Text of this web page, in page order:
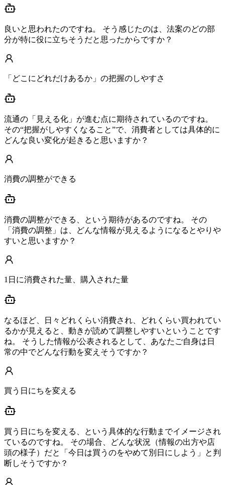
良いと思われたのですね。 そう感じたのは、法案のどの部
分が特に役に立ちそうだと思ったからですか？
「どこにどれだけあるか」の把握のしやすさ
流通の「見える化」が進む点に期待されているのですね。
その“把握がしやすくなること”で、消費者としては具体的に
どんな良い変化が起きると思いますか？
消費の調整ができる
消費の調整ができる、という期待があるのですね。 その
「消費の調整」は、どんな情報が見えるようになるとやりや
すいと思いますか？
1日に消費された量、購入された量
なるほど、日々どれくらい消費され、どれくらい買われてい
るかが見えると、動きが読めて調整しやすいということです
ね。 そうした情報が公表されるとして、あなたご自身は日
常の中でどんな行動を変えそうですか？
買う日にちを変える
買う日にちを変える、という具体的な行動までイメージされ
ているのですね。 その場合、どんな状況（情報の出方や店
頭の様子）だと「今日は買うのをやめて別日にしよう」と判
断しそうですか？